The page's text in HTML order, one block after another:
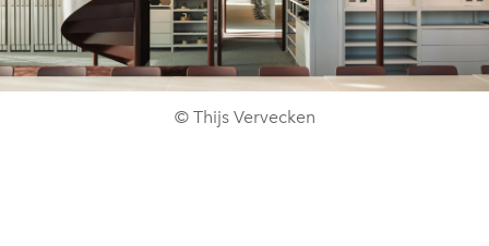
© Thijs Vervecken